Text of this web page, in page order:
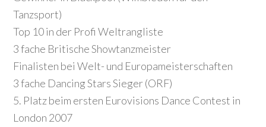
Tanzsport)
Top 10 in der Profi Weltrangliste
3 fache Britische Showtanzmeister
Finalisten bei Welt- und Europameisterschaften
3 fache Dancing Stars Sieger (ORF)
5. Platz beim ersten Eurovisions Dance Contest in
London 2007